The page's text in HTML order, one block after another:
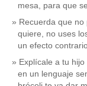
mesa, para que
Recuerda que
quiere, no uses
un efecto
Explícale a tu
en un lenguaje